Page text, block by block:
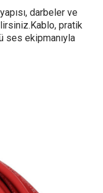
darbeler ve
pratik
ses ekipmanıyla